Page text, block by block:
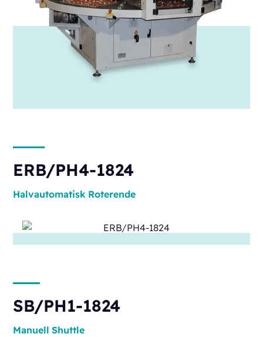
ERB/PH4-1824
Halvautomatisk Roterende
SB/PH1-1824
Manuell Shuttle